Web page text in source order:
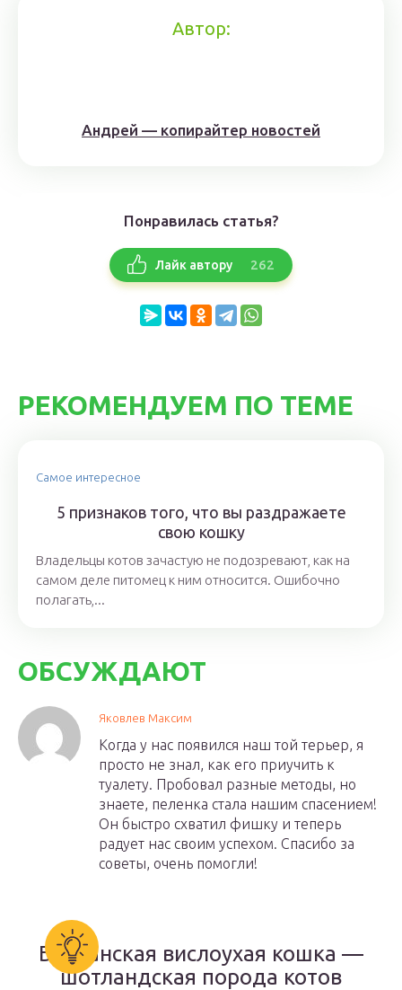
Автор:
Андрей — копирайтер новостей
Понравилась статья?
Лайк автору 262
РЕКОМЕНДУЕМ ПО ТЕМЕ
Самое интересное
5 признаков того, что вы раздражаете
свою кошку
Владельцы котов зачастую не подозревают, как на
самом деле питомец к ним относится. Ошибочно
полагать,...
ОБСУЖДАЮТ
Яковлев Максим
Когда у нас появился наш той терьер, я
просто не знал, как его приучить к
туалету. Пробовал разные методы, но
знаете, пеленка стала нашим спасением!
Он быстро схватил фишку и теперь
радует нас своим успехом. Спасибо за
советы, очень помогли!
Британская вислоухая кошка —
шотландская порода котов